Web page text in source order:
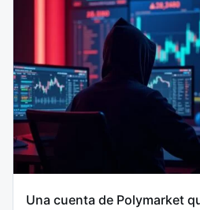
Una cuenta de Polymarket